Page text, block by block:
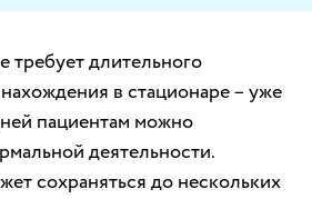
требует длительного
в стационаре – уже
пациентам можно
деятельности.
сохраняться до нескольких